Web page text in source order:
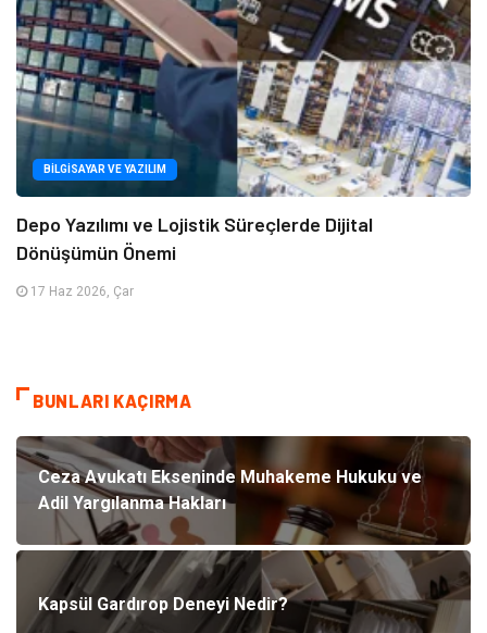
BILGISAYAR VE YAZILIM
Depo Yazılımı ve Lojistik Süreçlerde Dijital
Dönüşümün Önemi
17 Haz 2026, Çar
BUNLARI KAÇIRMA
Ceza Avukatı Ekseninde Muhakeme Hukuku ve
Adil Yargılanma Hakları
Kapsül Gardırop Deneyi Nedir?